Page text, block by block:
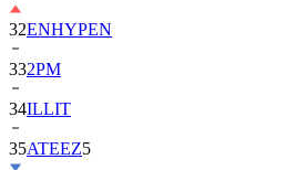
32ENHYPEN
332PM
34ILLIT
35ATEEZ5